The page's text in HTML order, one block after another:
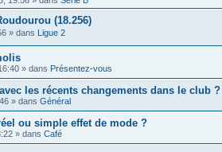
(18.256)
» dans Ligue 2
» dans Présentez-vous
les récents changements dans le club ?
» dans Général
ou simple effet de mode ?
» dans Café